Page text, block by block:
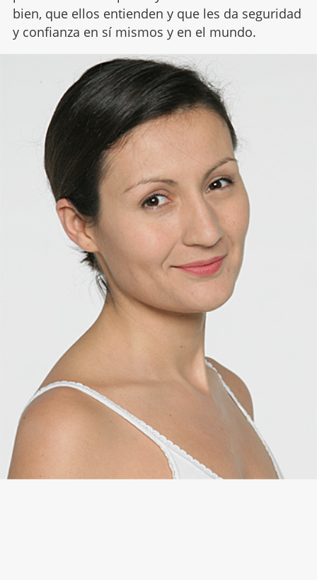
bien, que ellos entienden y que les da seguridad
y confianza en sí mismos y en el mundo.